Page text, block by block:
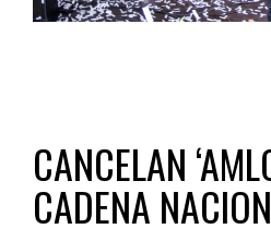
CANCELAN
CADENA